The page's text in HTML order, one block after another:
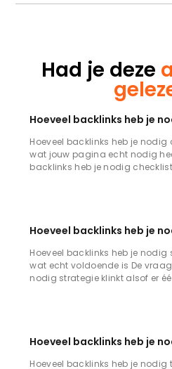
Had je deze
Hoeveel backlinks heb je
Hoeveel backlinks heb je nodig
wat jouw pagina echt nodig
backlinks heb je nodig
Hoeveel backlinks heb je
Hoeveel backlinks heb je nodig
wat echt voldoende is De
nodig strategie klinkt alsof er
Hoeveel backlinks heb je
Hoeveel backlinks heb je nodig